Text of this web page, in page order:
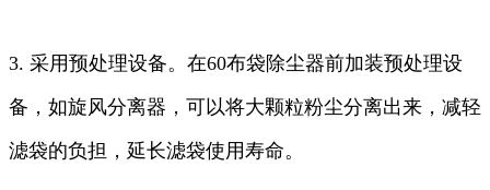
3. 采用预处理设备。在60布袋除尘器前加装预处理设
备，如旋风分离器，可以将大颗粒粉尘分离出来，减轻
滤袋的负担，延长滤袋使用寿命。